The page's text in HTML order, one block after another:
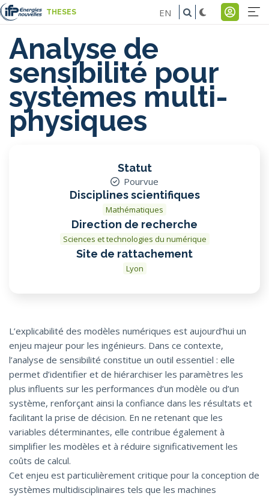
Aller
au
contenu
principal
THESES
Menu
de
EN
Analyse de
sensibilité pour
systèmes multi-
physiques
Statut
Pourvue
Disciplines scientifiques
Mathématiques
Direction de recherche
Sciences et technologies du numérique
Site de rattachement
Lyon
L’explicabilité des modèles numériques est aujourd’hui un
enjeu majeur pour les ingénieurs. Dans ce contexte,
l’analyse de sensibilité constitue un outil essentiel : elle
permet d’identifier et de hiérarchiser les paramètres les
plus influents sur les performances d’un modèle ou d’un
système, renforçant ainsi la confiance dans les résultats et
facilitant la prise de décision. En ne retenant que les
variables déterminantes, elle contribue également à
simplifier les modèles et à réduire significativement les
coûts de calcul.
Cet enjeu est particulièrement critique pour la conception de
systèmes multidisciplinaires tels que les machines